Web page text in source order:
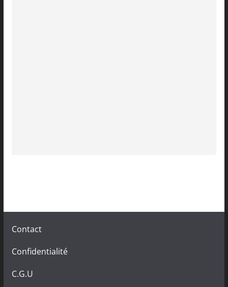
Contact
Confidentialité
C.G.U